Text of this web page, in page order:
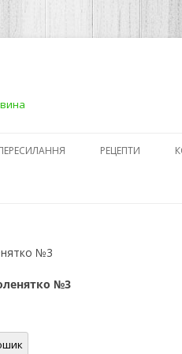
РЕЦЕПТИ
АБО ЯК
№3
№3